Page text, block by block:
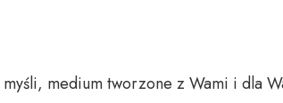
medium tworzone z Wami i dla